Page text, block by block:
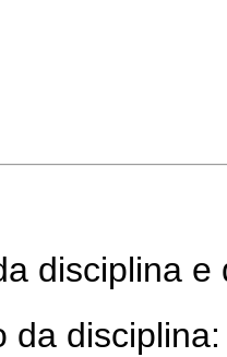
disciplina e
da